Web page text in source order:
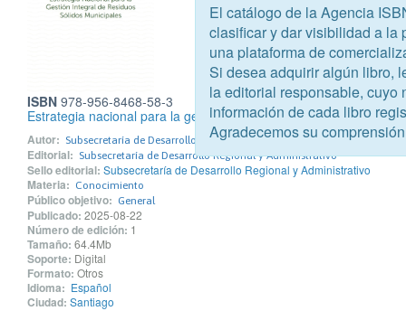
ISBN 978-956-8468-58-3
Estrategia nacional para la gestión integral de residuos sólidos
Autor: Subsecretaría de Desarrollo Regional y Administrativo
Editorial: Subsecretaría de Desarrollo Regional y Administrativo
Sello editorial: Subsecretaría de Desarrollo Regional y Administrativo
Materia: Conocimiento
Público objetivo: General
Publicado: 2025-08-22
Número de edición: 1
Tamaño: 64.4Mb
Soporte: Digital
Formato: Otros
Idioma: Español
Ciudad: Santiago
El catálogo de la Agencia
clasificar y dar visibilidad a la
una plataforma de
Si desea adquirir algún libro,
la editorial responsable, cuyo
información de cada libro
Agradecemos su